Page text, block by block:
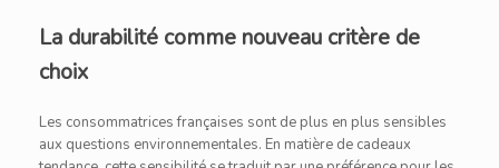
La durabilité comme nouveau critère de
choix
Les consommatrices françaises sont de plus en plus sensibles
aux questions environnementales. En matière de cadeaux